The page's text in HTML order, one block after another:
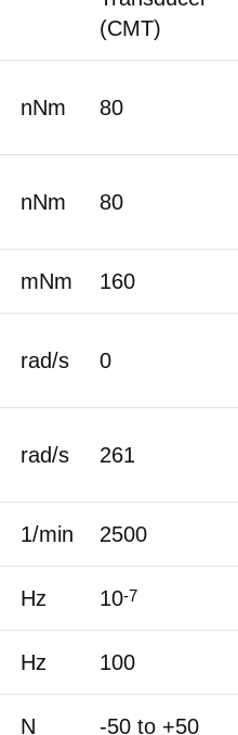
(CMT)
nNm 80
nNm 80
mNm 160
rad/s 0
rad/s 261
1/min 2500
Hz 10-7
Hz 100
N -50 to +50